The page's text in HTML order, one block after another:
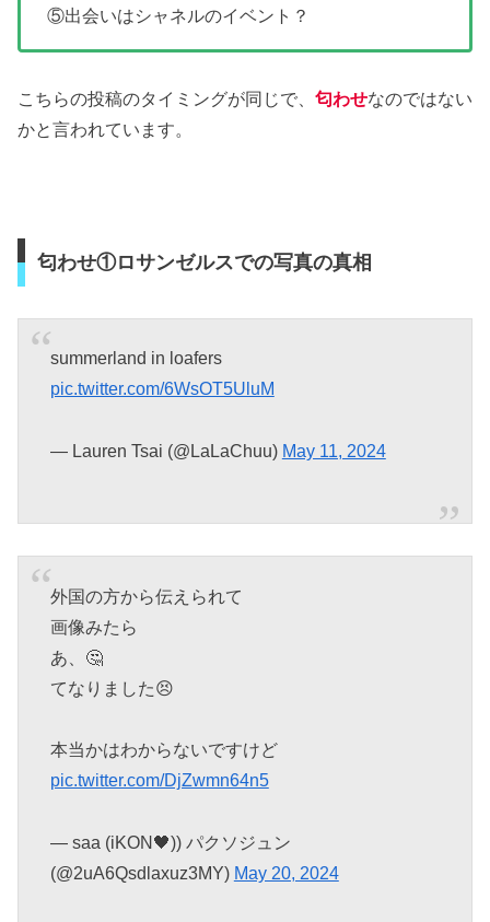
⑤出会いはシャネルのイベント？
こちらの投稿のタイミングが同じで、 匂わせなのではない
かと言われています。
匂わせ①ロサンゼルスでの写真の真相
summerland in loafers
pic.twitter.com/6WsOT5UluM
— Lauren Tsai (@LaLaChuu) May 11, 2024
外国の方から伝えられて
画像みたら
あ、🤔
てなりました😣
本当かはわからないですけど
pic.twitter.com/DjZwmn64n5
— saa (iKON🖤)) パクソジュン
(@2uA6Qsdlaxuz3MY) May 20, 2024